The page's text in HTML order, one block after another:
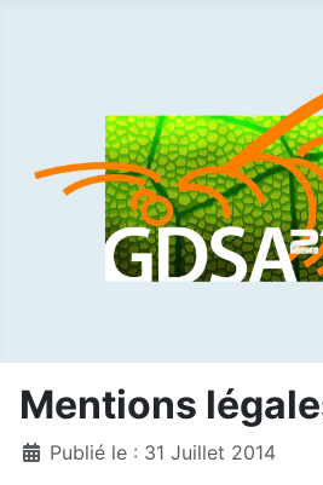
Mentions
DétailsPublié le : 31 Juillet 2014